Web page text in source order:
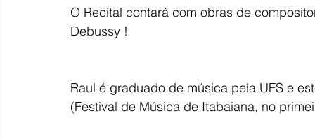
O Recital contará com obras de
Debussy !
Raul é graduado de música pela UFS e
(Festival de Música de Itabaiana, no